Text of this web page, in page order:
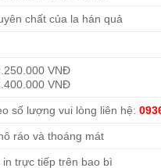
chất của la hán quả
VNĐ
VNĐ
số lượng vui lòng liên hệ:
ráo và thoáng mát
trực tiếp trên bao bì